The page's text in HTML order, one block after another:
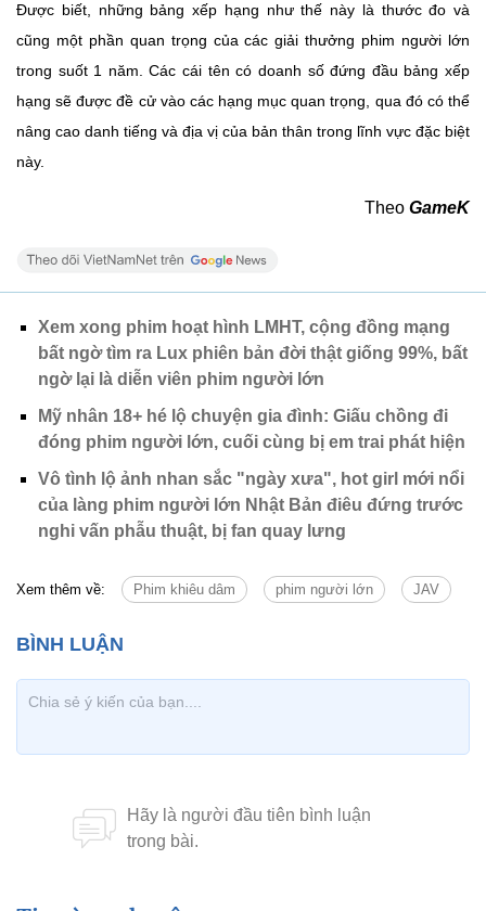
Được biết, những bảng xếp hạng như thế này là thước đo và
cũng một phần quan trọng của các giải thưởng phim người lớn
trong suốt 1 năm. Các cái tên có doanh số đứng đầu bảng xếp
hạng sẽ được đề cử vào các hạng mục quan trọng, qua đó có thể
nâng cao danh tiếng và địa vị của bản thân trong lĩnh vực đặc biệt
này.
Theo GameK
Xem xong phim hoạt hình LMHT, cộng đồng mạng
bất ngờ tìm ra Lux phiên bản đời thật giống 99%, bất
ngờ lại là diễn viên phim người lớn
Mỹ nhân 18+ hé lộ chuyện gia đình: Giấu chồng đi
đóng phim người lớn, cuối cùng bị em trai phát hiện
Vô tình lộ ảnh nhan sắc "ngày xưa", hot girl mới nổi
của làng phim người lớn Nhật Bản điêu đứng trước
nghi vấn phẫu thuật, bị fan quay lưng
Xem thêm về: Phim khiêu dâm phim người lớn JAV